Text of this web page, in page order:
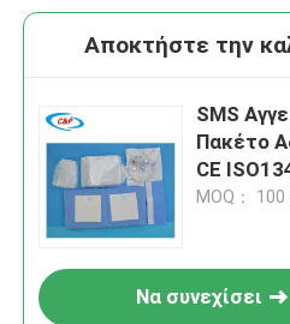
Αποκτήστε την
SMS
Πακέτο
CE
MOQ：
Να συνεχίσει